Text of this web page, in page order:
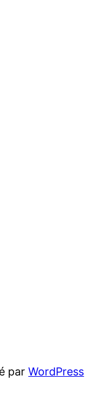
parWordPress